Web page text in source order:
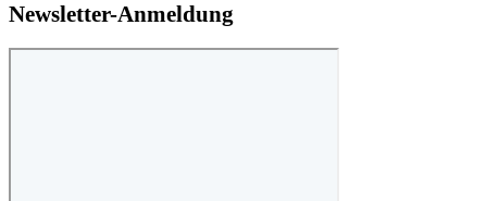
Newsletter-Anmeldung